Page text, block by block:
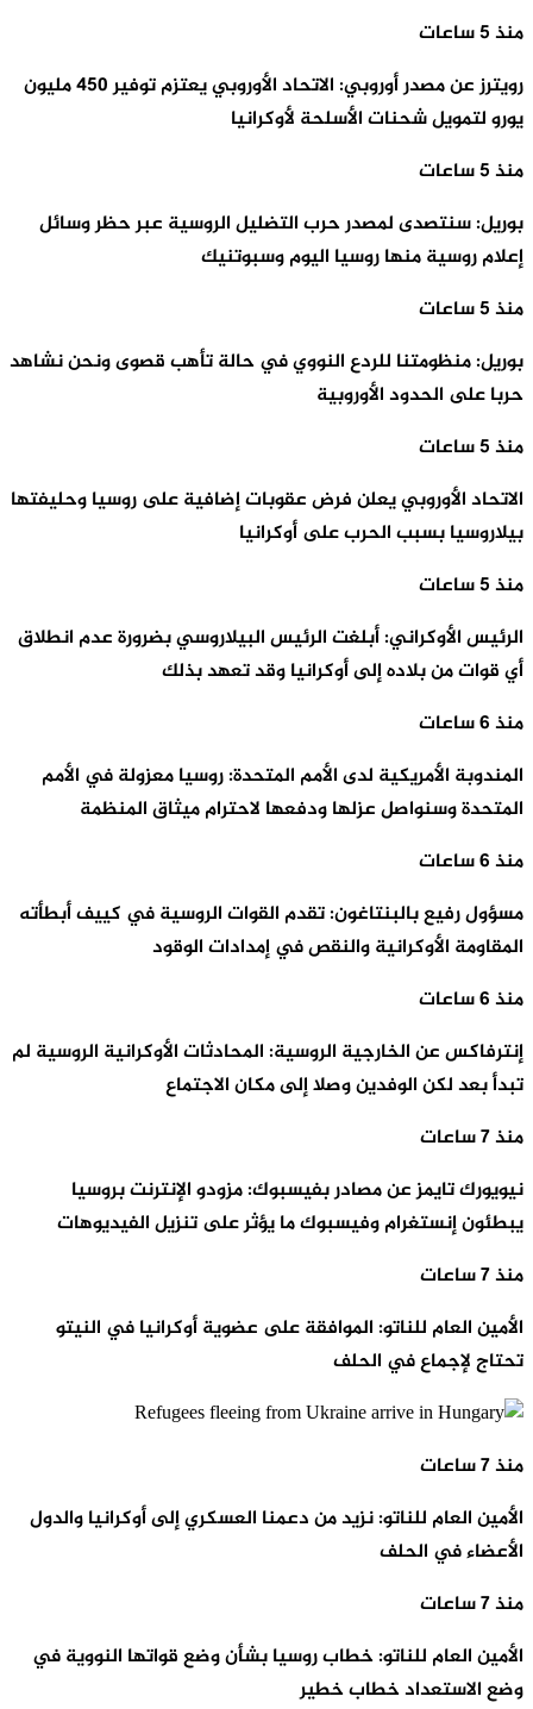
منذ 5 ساعات
رويترز عن مصدر أوروبي: الاتحاد الأوروبي يعتزم توفير 450 مليون
يورو لتمويل شحنات الأسلحة لأوكرانيا
منذ 5 ساعات
بوريل: سنتصدى لمصدر حرب التضليل الروسية عبر حظر وسائل
إعلام روسية منها روسيا اليوم وسبوتنيك
منذ 5 ساعات
بوريل: منظومتنا للردع النووي في حالة تأهب قصوى ونحن نشاهد
حربا على الحدود الأوروبية
منذ 5 ساعات
الاتحاد الأوروبي يعلن فرض عقوبات إضافية على روسيا وحليفتها
بيلاروسيا بسبب الحرب على أوكرانيا
منذ 5 ساعات
الرئيس الأوكراني: أبلغت الرئيس البيلاروسي بضرورة عدم انطلاق
أي قوات من بلاده إلى أوكرانيا وقد تعهد بذلك
منذ 6 ساعات
المندوبة الأمريكية لدى الأمم المتحدة: روسيا معزولة في الأمم
المتحدة وسنواصل عزلها ودفعها لاحترام ميثاق المنظمة
منذ 6 ساعات
مسؤول رفيع بالبنتاغون: تقدم القوات الروسية في كييف أبطأته
المقاومة الأوكرانية والنقص في إمدادات الوقود
منذ 6 ساعات
إنترفاكس عن الخارجية الروسية: المحادثات الأوكرانية الروسية لم
تبدأ بعد لكن الوفدين وصلا إلى مكان الاجتماع
منذ 7 ساعات
نيويورك تايمز عن مصادر بفيسبوك: مزودو الإنترنت بروسيا
يبطئون إنستغرام وفيسبوك ما يؤثر على تنزيل الفيديوهات
منذ 7 ساعات
الأمين العام للناتو: الموافقة على عضوية أوكرانيا في النيتو
تحتاج لإجماع في الحلف
منذ 7 ساعات
الأمين العام للناتو: نزيد من دعمنا العسكري إلى أوكرانيا والدول
الأعضاء في الحلف
منذ 7 ساعات
الأمين العام للناتو: خطاب روسيا بشأن وضع قواتها النووية في
وضع الاستعداد خطاب خطير